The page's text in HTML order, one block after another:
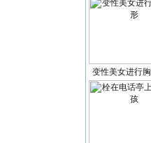
变性美女进行